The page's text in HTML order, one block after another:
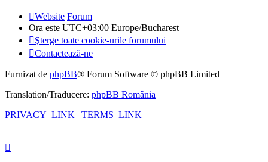
Website Forum
Ora este UTC+03:00 Europe/Bucharest
Şterge toate cookie-urile forumului
Contactează-ne
Furnizat de phpBB® Forum Software © phpBB Limited
Translation/Traducere: phpBB România
PRIVACY_LINK | TERMS_LINK